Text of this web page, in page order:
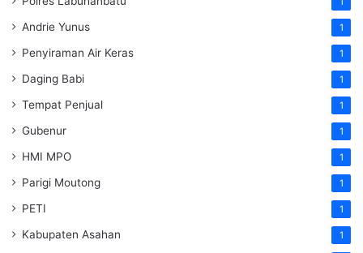
Andrie Yunus 1
Penyiraman Air Keras 1
Daging Babi 1
Tempat Penjual 1
Gubenur 1
HMI MPO 1
Parigi Moutong 1
PETI 1
Kabupaten Asahan 1